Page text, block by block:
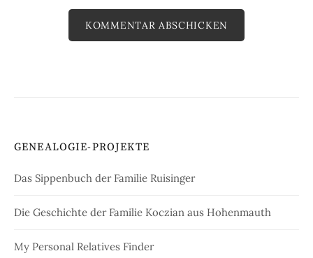
GENEALOGIE-PROJEKTE
Das Sippenbuch der Familie Ruisinger
Die Geschichte der Familie Koczian aus Hohenmauth
My Personal Relatives Finder